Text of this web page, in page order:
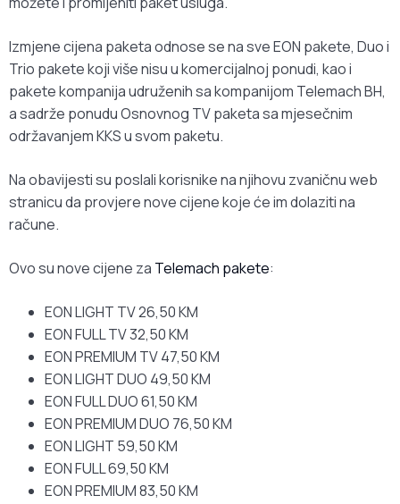
Izmjene cijena paketa odnose se na sve EON pakete, Duo i
Trio pakete koji više nisu u komercijalnoj ponudi, kao i
pakete kompanija udruženih sa kompanijom Telemach BH,
a sadrže ponudu Osnovnog TV paketa sa mjesečnim
održavanjem KKS u svom paketu.
Na obavijesti su poslali korisnike na njihovu zvaničnu web
stranicu da provjere nove cijene koje će im dolaziti na
račune.
Ovo su nove cijene za Telemach pakete:
EON LIGHT TV 26,50 KM
EON FULL TV 32,50 KM
EON PREMIUM TV 47,50 KM
EON LIGHT DUO 49,50 KM
EON FULL DUO 61,50 KM
EON PREMIUM DUO 76,50 KM
EON LIGHT 59,50 KM
EON FULL 69,50 KM
EON PREMIUM 83,50 KM